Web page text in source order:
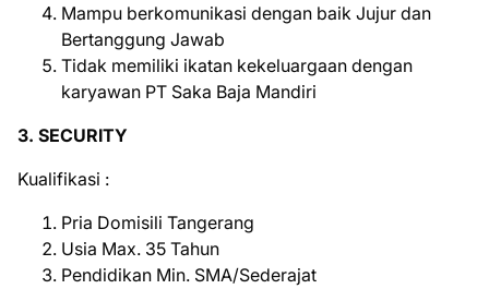
Mampu berkomunikasi dengan baik Jujur dan
Bertanggung Jawab
Tidak memiliki ikatan kekeluargaan dengan
karyawan PT Saka Baja Mandiri
3. SECURITY
Kuаlіfіkаѕі :
Pria Domisili Tangerang
Usia Max. 35 Tahun
Pendidikan Min. SMA/Sederajat